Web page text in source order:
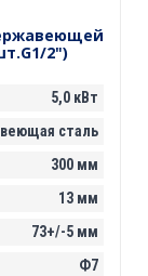
2")
5,0 кВт
сталь
300 мм
13 мм
73+/-5 мм
Ф7